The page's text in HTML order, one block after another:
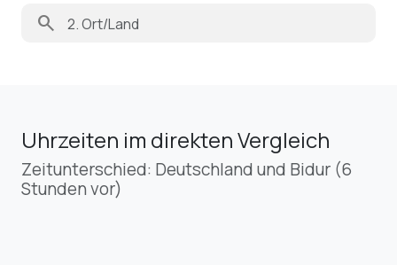
search
Uhrzeiten im direkten Vergleich
Zeitunterschied: Deutschland und Bidur (6
Stunden vor)